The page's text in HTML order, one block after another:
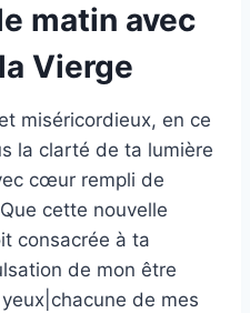
matin avec
Vierge
miséricordieux, en ce
la clarté de ta lumière
cœur rempli de
cette nouvelle
consacrée à ta
de mon être
de mes